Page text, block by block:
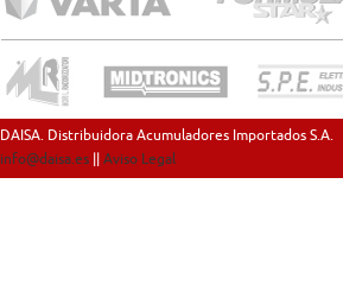
DAISA. Distribuidora Acumuladores Importados S.A.
info@daisa.es|| Aviso Legal